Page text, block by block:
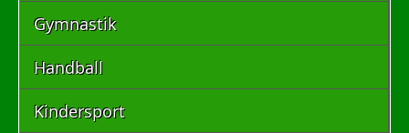
Gymnastik
Handball
Kindersport